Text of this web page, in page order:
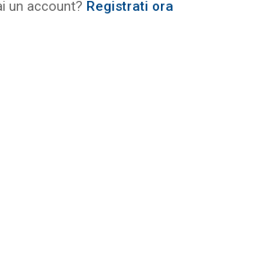
un account? Registrati ora